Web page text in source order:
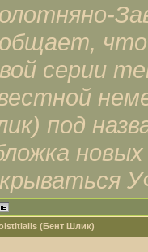
что
серии
под
(Бент Шлик)